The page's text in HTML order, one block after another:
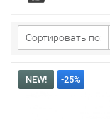
Сортировать по:
NEW! -25%